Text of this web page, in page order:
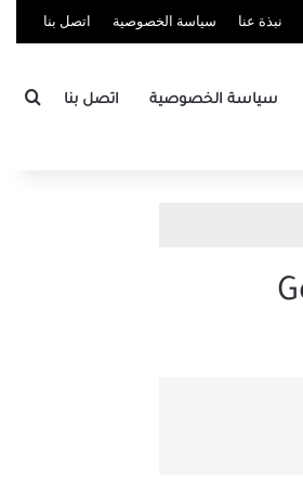
نبذة عنا سياسة الخصوصية اتصل بنا
سياسة الخصوصية اتصل بنا